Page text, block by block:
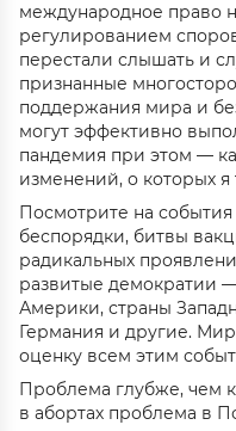
международное право
регулированием
перестали слышать и
признанные
поддержания мира и
могут эффективно
пандемия при этом —
изменений, о которых я
Посмотрите на
беспорядки, битвы
радикальных
развитые демократии
Америки, страны
Германия и другие.
оценку всем этим
Проблема глубже, чем
в абортах проблема в